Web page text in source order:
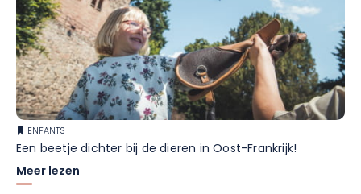
ENFANTS
Een beetje dichter bij de dieren in Oost-Frankrijk!
Meer lezen